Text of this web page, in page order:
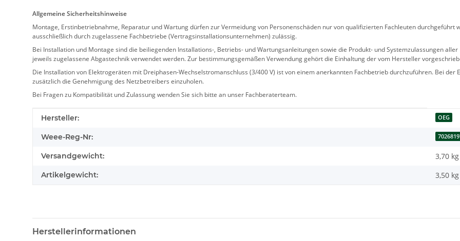
Allgemeine Sicherheitshinweise
Montage, Erstinbetriebnahme, Reparatur und Wartung dürfen zur Vermeidung von Personenschäden nur von qualifizierten Fachleuten durchgeführt
ausschließlich durch zugelassene Fachbetriebe (Vertragsinstallationsunternehmen) zulässig.
Bei Installation und Montage sind die beiliegenden Installations-, Betriebs- und Wartungsanleitungen sowie die Produkt- und Systemzulassungen
jeweils zugelassene Abgastechnik verwendet werden. Zur bestimmungsgemäßen Verwendung gehört die Einhaltung der vom Hersteller
Die Installation von Elektrogeräten mit Dreiphasen-Wechselstromanschluss (3/400 V) ist von einem anerkannten Fachbetrieb durchzuführen. Bei
zusätzlich die Genehmigung des Netzbetreibers einzuholen.
Bei Fragen zu Kompatibilität und Zulassung wenden Sie sich bitte an unser Fachberaterteam.
Produkteigenschaft
Wert
Hersteller: OEG
Weee-Reg-Nr:
Versandgewicht: 3,70 kg
Artikelgewicht: 3,50 kg
Herstellerinformationen